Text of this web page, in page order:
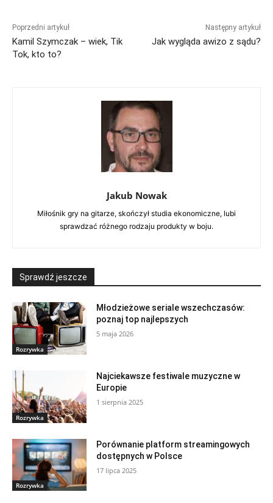
Poprzedni artykuł
Kamil Szymczak – wiek, Tik
Tok, kto to?
Następny artykuł
Jak wygląda awizo z sądu?
Jakub Nowak
Miłośnik gry na gitarze, skończył studia ekonomiczne, lubi
sprawdzać różnego rodzaju produkty w boju.
Sprawdź jeszcze
Rozrywka
Młodzieżowe seriale wszechczasów:
poznaj top najlepszych
5 maja 2026
Rozrywka
Najciekawsze festiwale muzyczne w
Europie
1 sierpnia 2025
Rozrywka
Porównanie platform streamingowych
dostępnych w Polsce
17 lipca 2025